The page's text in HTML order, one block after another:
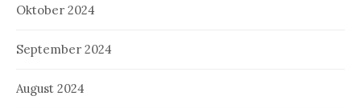
Oktober 2024
September 2024
August 2024